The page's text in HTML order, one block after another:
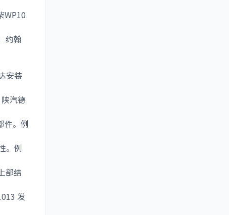
WP10
约翰
安装
陕汽德
件。例
。例
部结
发